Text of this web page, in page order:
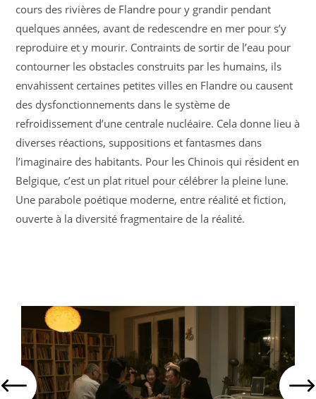
cours des rivières de Flandre pour y grandir pendant
quelques années, avant de redescendre en mer pour s’y
reproduire et y mourir. Contraints de sortir de l’eau pour
contourner les obstacles construits par les humains, ils
envahissent certaines petites villes en Flandre ou causent
des dysfonctionnements dans le système de
refroidissement d’une centrale nucléaire. Cela donne lieu à
diverses réactions, suppositions et fantasmes dans
l’imaginaire des habitants. Pour les Chinois qui résident en
Belgique, c’est un plat rituel pour célébrer la pleine lune.
Une parabole poétique moderne, entre réalité et fiction,
ouverte à la diversité fragmentaire de la réalité.